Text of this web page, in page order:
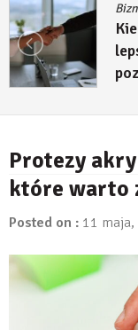
Protezy
które warto
Posted on : 11